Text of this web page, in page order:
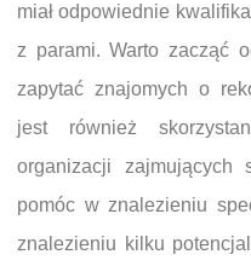
miał odpowiednie
z parami. Warto zacząć
zapytać znajomych o
jest również
organizacji zajmujących
pomóc w znalezieniu
znalezieniu kilku